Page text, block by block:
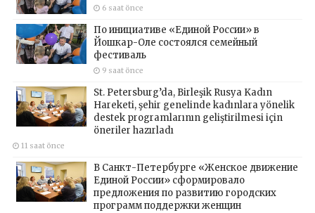
6 saat önce
По инициативе «Единой России» в
Йошкар-Оле состоялся семейный
фестиваль
9 saat önce
St. Petersburg’da, Birleşik Rusya Kadın
Hareketi, şehir genelinde kadınlara yönelik
destek programlarının geliştirilmesi için
öneriler hazırladı
11 saat önce
В Санкт-Петербурге «Женское движение
Единой России» сформировало
предложения по развитию городских
программ поддержки женщин